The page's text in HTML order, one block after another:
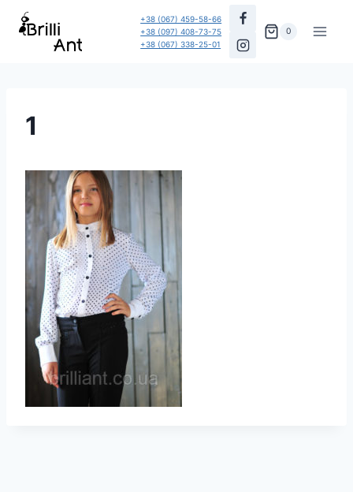
Перейти
+38 (067) 459-58-66
+38 (097) 408-73-75
+38 (067) 338-25-01
0
1